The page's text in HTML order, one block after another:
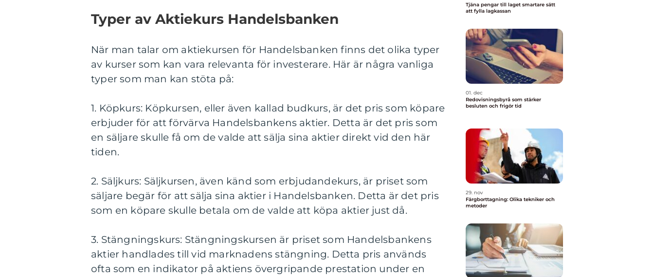
Typer av Aktiekurs Handelsbanken
När man talar om aktiekursen för Handelsbanken finns det olika typer
av kurser som kan vara relevanta för investerare. Här är några vanliga
typer som man kan stöta på:
1. Köpkurs: Köpkursen, eller även kallad budkurs, är det pris som köpare
erbjuder för att förvärva Handelsbankens aktier. Detta är det pris som
en säljare skulle få om de valde att sälja sina aktier direkt vid den här
tiden.
2. Säljkurs: Säljkursen, även känd som erbjudandekurs, är priset som
säljare begär för att sälja sina aktier i Handelsbanken. Detta är det pris
som en köpare skulle betala om de valde att köpa aktier just då.
3. Stängningskurs: Stängningskursen är priset som Handelsbankens
aktier handlades till vid marknadens stängning. Detta pris används
ofta som en indikator på aktiens övergripande prestation under en
Tjäna pengar till laget smartare sätt
att fylla lagkassan
01. dec
Redovisningsbyrå som stärker
besluten och frigör tid
29. nov
Färgborttagning: Olika tekniker och
metoder